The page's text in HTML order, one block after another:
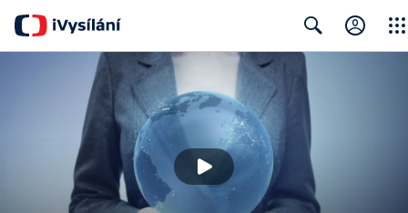
Search